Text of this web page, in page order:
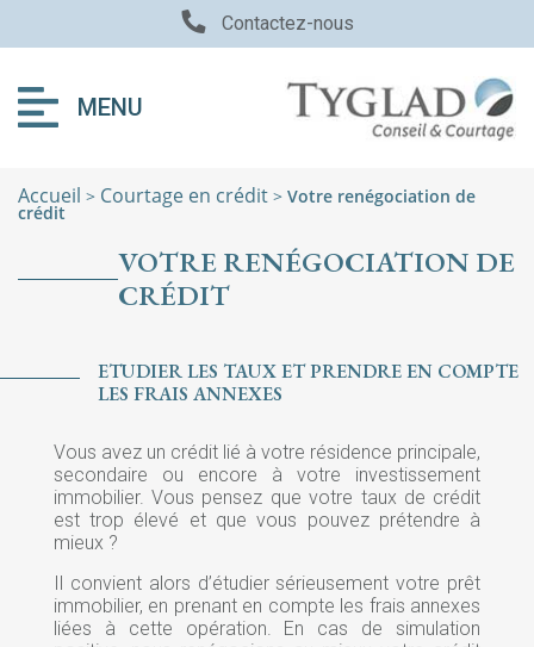
Contactez-nous
MENU
Accueil > Courtage en crédit > Votre renégociation de
crédit
VOTRE RENÉGOCIATION DE
CRÉDIT
ETUDIER LES TAUX ET PRENDRE EN COMPTE
LES FRAIS ANNEXES
Vous avez un crédit lié à votre résidence principale,
secondaire ou encore à votre investissement
immobilier. Vous pensez que votre taux de crédit
est trop élevé et que vous pouvez prétendre à
mieux ?
Il convient alors d’étudier sérieusement votre prêt
immobilier, en prenant en compte les frais annexes
liées à cette opération. En cas de simulation